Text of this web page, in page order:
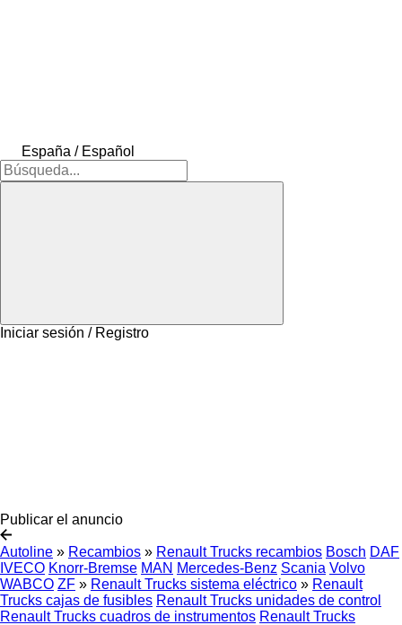
España / Español
Iniciar sesión / Registro
Publicar el anuncio
Autoline » Recambios » Renault Trucks recambios Bosch DAF
IVECO Knorr-Bremse MAN Mercedes-Benz Scania Volvo
WABCO ZF » Renault Trucks sistema eléctrico » Renault
Trucks cajas de fusibles Renault Trucks unidades de control
Renault Trucks cuadros de instrumentos Renault Trucks